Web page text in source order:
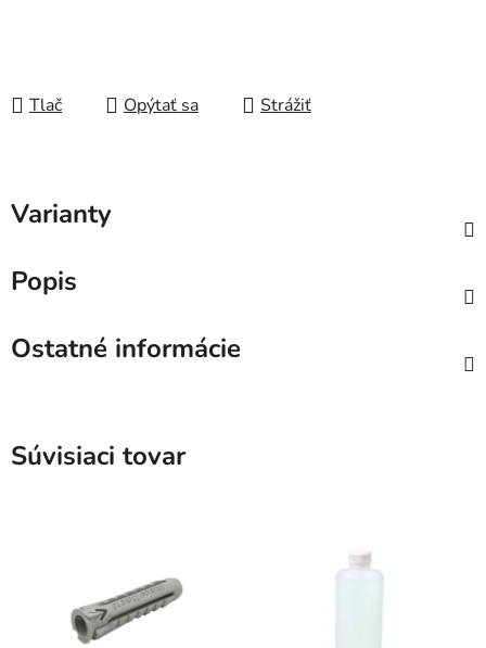
Tlač Opýtať sa Strážiť
Varianty
Popis
Ostatné informácie
Súvisiaci tovar